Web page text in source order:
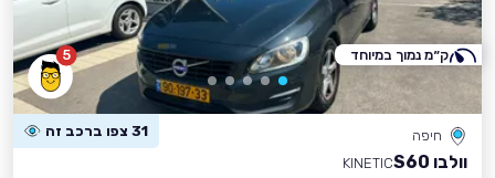
5
חיפה 31 צפו ברכב זה
וולבו S60
KINETIC
ק״מ נמוך במיוחד